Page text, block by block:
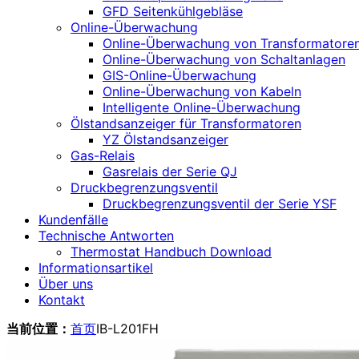
GFD Seitenkühlgebläse
Online-Überwachung
Online-Überwachung von
Online-Überwachung von Schaltanlagen
GIS-Online-Überwachung
Online-Überwachung von Kabeln
Intelligente Online-Überwachung
Ölstandsanzeiger für Transformatoren
YZ Ölstandsanzeiger
Gas-Relais
Gasrelais der Serie QJ
Druckbegrenzungsventil
Druckbegrenzungsventil der Serie YSF
Kundenfälle
Technische Antworten
Thermostat Handbuch Download
Informationsartikel
Über uns
Kontakt
当前位置： 首页IB-L201FH